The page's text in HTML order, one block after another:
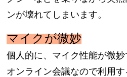
ンが壊れてしまいます。
マイクが微妙
個人的に、マイク性能が微妙
オンライン会議なので利用